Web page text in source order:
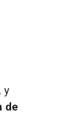
y
de